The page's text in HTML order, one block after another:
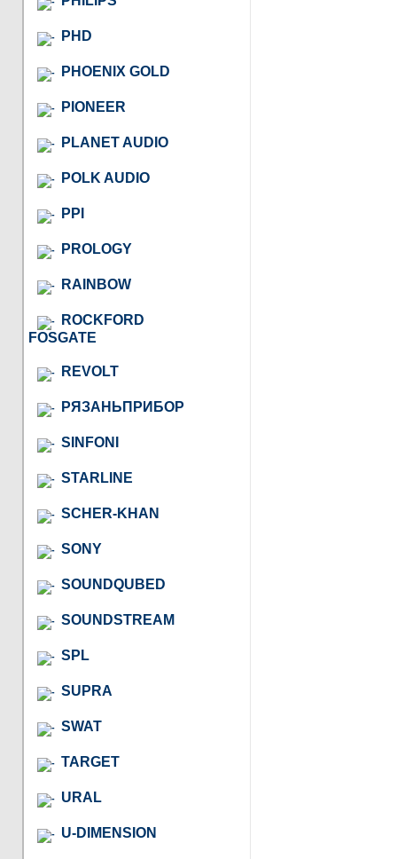
PHD
PHOENIX GOLD
PIONEER
PLANET AUDIO
POLK AUDIO
PPI
PROLOGY
RAINBOW
ROCKFORD
FOSGATE
REVOLT
РЯЗАНЬПРИБОР
SINFONI
STARLINE
SCHER-KHAN
SONY
SOUNDQUBED
SOUNDSTREAM
SPL
SUPRA
SWAT
TARGET
URAL
U-DIMENSION